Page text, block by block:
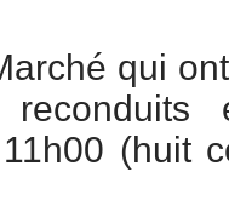
qui
(huit